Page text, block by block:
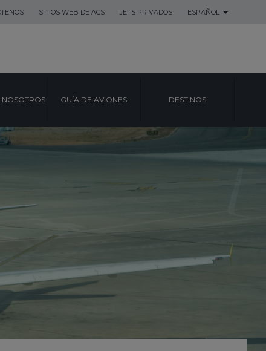
SITIOS WEB DE ACS JETS PRIVADOS ESPAÑOL
GUÍA DE AVIONES DESTINOS